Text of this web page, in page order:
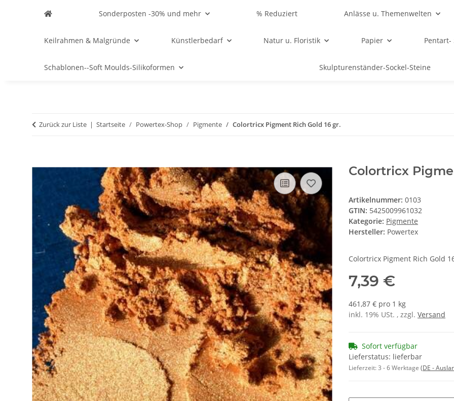
Sonderposten -30% und mehr % Reduziert Anlässe u. Themenwelten
Keilrahmen & Malgründe Künstlerbedarf Natur u. Floristik Papier Pentart-
Schablonen--Soft Moulds-Silikoformen Skulpturenständer-Sockel-Steine
Zurück zur Liste Startseite Powertex-Shop Pigmente Colortricx Pigment Rich Gold 16 gr.
Colortricx
Artikelnummer: 0103
GTIN: 5425009961032
Kategorie: Pigmente
Hersteller: Powertex
Colortricx Pigment Rich Gold
7,39 €
461,87 € pro 1 kg
inkl. 19% USt. , zzgl. Versand
Sofort verfügbar
Lieferstatus: lieferbar
Lieferzeit:3 - 6 Werktage (DE -